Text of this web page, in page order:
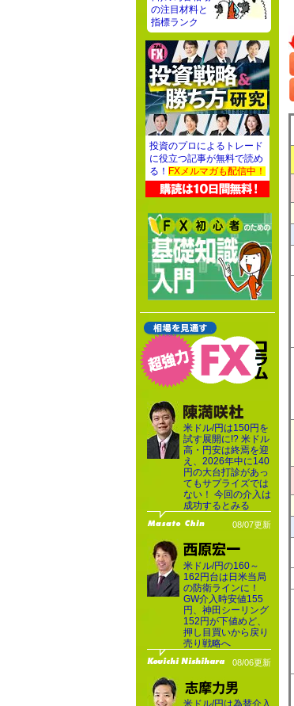
の注目材料と
指標ランク
投資のプロによるトレード
に役立つ記事が無料で読め
る！ FXメルマガも配信中！
米ドル/円は150円を
試す展開に!? 米ドル
高・円安は終焉を迎
え、2026年中に140
円の大台打診があっ
てもサプライズでは
ない！ 今回の介入は
成功するとみる
08/07更新
米ドル/円の160～
162円台は日米当局
の防衛ラインに！
GW介入時安値155
円、神田シーリング
152円が下値めど、
押し目買いから戻り
売り戦略へ
08/06更新
米ドル/円は為替介入